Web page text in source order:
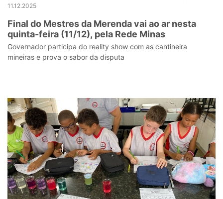
11.12.2025
Final do Mestres da Merenda vai ao ar nesta
quinta-feira (11/12), pela Rede Minas
Governador participa do reality show com as cantineira
mineiras e prova o sabor da disputa